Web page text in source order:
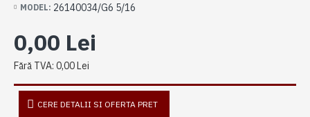
MODEL: 26140034/G6 5/16
0,00 Lei
Fără TVA: 0,00 Lei
CERE DETALII SI OFERTA PRET